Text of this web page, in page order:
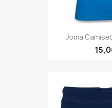
Joma